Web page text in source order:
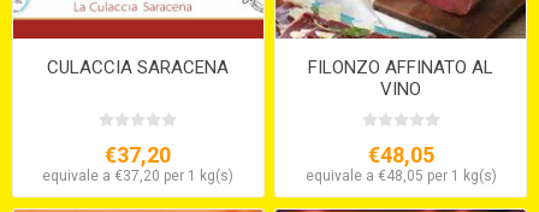
CULACCIA SARACENA
€37,20
equivale a €37,20 per 1 kg(s)
FILONZO AFFINATO AL
VINO
€48,05
equivale a €48,05 per 1 kg(s)